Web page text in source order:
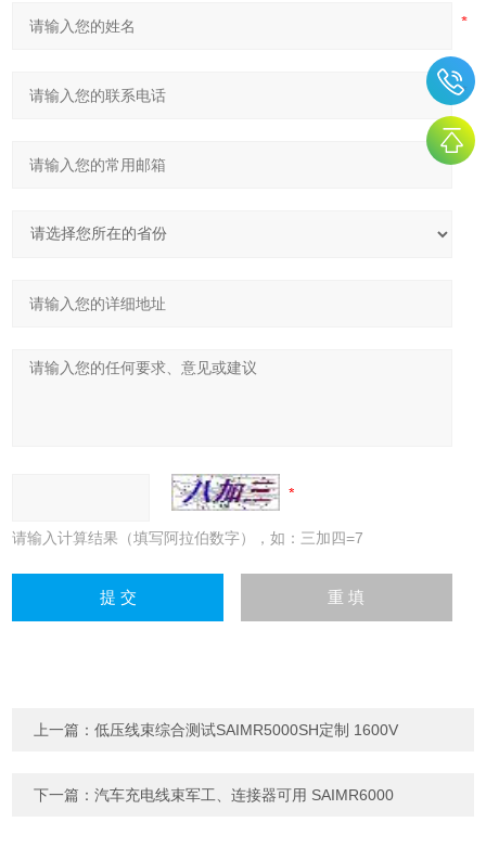
请输入计算结果（填写阿拉伯数字），如：三加四=7
上一篇：低压线束综合测试SAIMR5000SH定制 1600V
下一篇：汽车充电线束军工、连接器可用 SAIMR6000